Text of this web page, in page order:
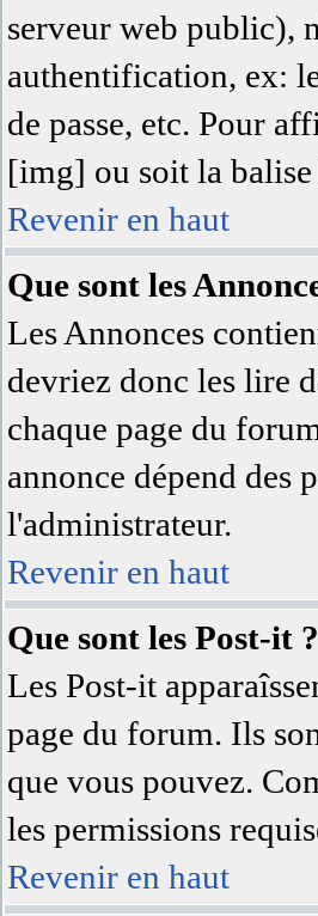
serveur web public),
authentification, ex:
de passe, etc. Pour
[img] ou soit la
Revenir en haut
Que sont les
Les Annonces
devriez donc les lire
chaque page du
annonce dépend des
l'administrateur.
Revenir en haut
Que sont les Post-it ?
Les Post-it
page du forum. Ils
que vous pouvez.
les permissions
Revenir en haut